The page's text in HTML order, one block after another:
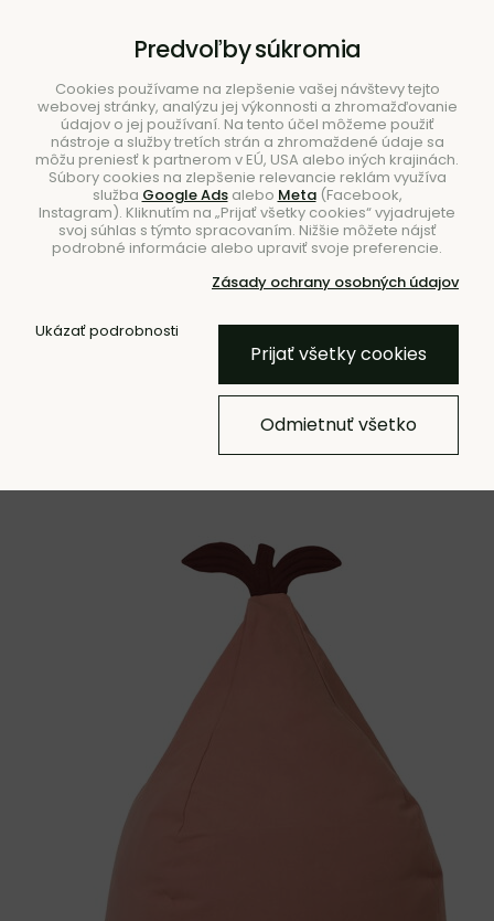
Hľadať
Úvod Nábytok Sedacie vaky
Bavlnený sedací vak Pear –
Predvoľby súkromia
Cookies používame na zlepšenie vašej návštevy tejto
webovej stránky, analýzu jej výkonnosti a zhromažďovanie
údajov o jej používaní. Na tento účel môžeme použiť
nástroje a služby tretích strán a zhromaždené údaje sa
môžu preniesť k partnerom v EÚ, USA alebo iných krajinách.
Súbory cookies na zlepšenie relevancie reklám využíva
služba Google Adsalebo Meta(Facebook,
Instagram). Kliknutím na „Prijať všetky cookies“ vyjadrujete
svoj súhlas s týmto spracovaním. Nižšie môžete nájsť
podrobné informácie alebo upraviť svoje preferencie.
Zásady ochrany osobných údajov
Ukázať podrobnosti
Prijať všetky cookies
Odmietnuť všetko